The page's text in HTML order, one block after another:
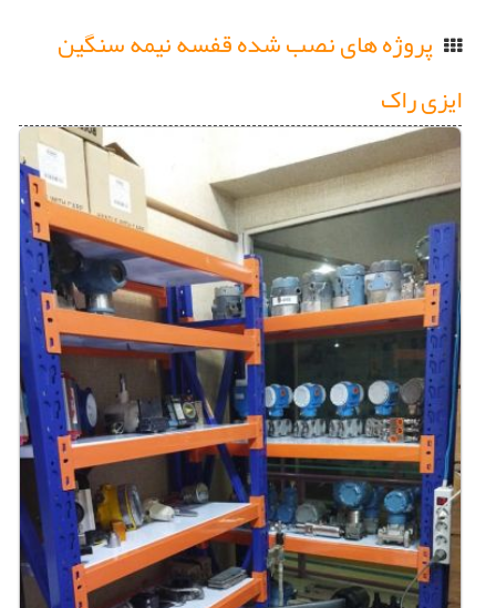
پروژه های نصب شده قفسه نیمه سنگین
ایزی راک